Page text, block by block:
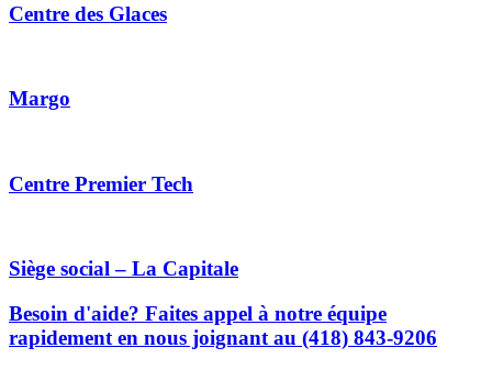
Centre des Glaces
Margo
Centre Premier Tech
Siège social – La Capitale
Besoin d'aide? Faites appel à notre équipe
rapidement en nous joignant au (418) 843-9206